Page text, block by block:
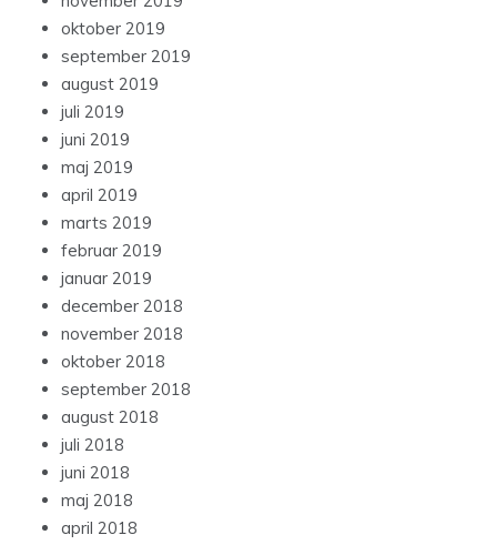
oktober 2019
september 2019
august 2019
juli 2019
juni 2019
maj 2019
april 2019
marts 2019
februar 2019
januar 2019
december 2018
november 2018
oktober 2018
september 2018
august 2018
juli 2018
juni 2018
maj 2018
april 2018